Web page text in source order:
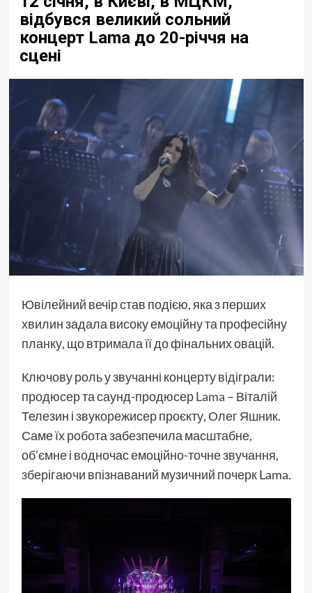
відбувся великий сольний
концерт Lama до 20-річчя на
сцені
Ювілейний вечір став подією, яка з перших
хвилин задала високу емоційну та професійну
планку, що втримала її до фінальних овацій.
Ключову роль у звучанні концерту відіграли:
продюсер та саунд-продюсерLama – Віталій
Телезин і звукорежисер проєкту, Олег Яшник.
Саме їх робота забезпечила масштабне,
об’ємне і водночас емоційно-точне звучання,
зберігаючи впізнаваний музичний почерк Lama.